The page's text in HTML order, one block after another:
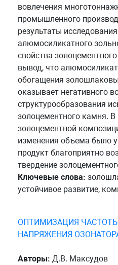
вовлечения
промышленного
результаты
алюмосиликатного
свойства
вывод, что
обогащения
оказывает негативного
структурообразования
золоцементного камня. В
золоцементной
изменения объема было
продукт благоприятно
твердение
Ключевые слова:
устойчивое развитие,
ОПТИМИЗАЦИЯ
НАПРЯЖЕНИЯ
Авторы: Д.В. Максудов